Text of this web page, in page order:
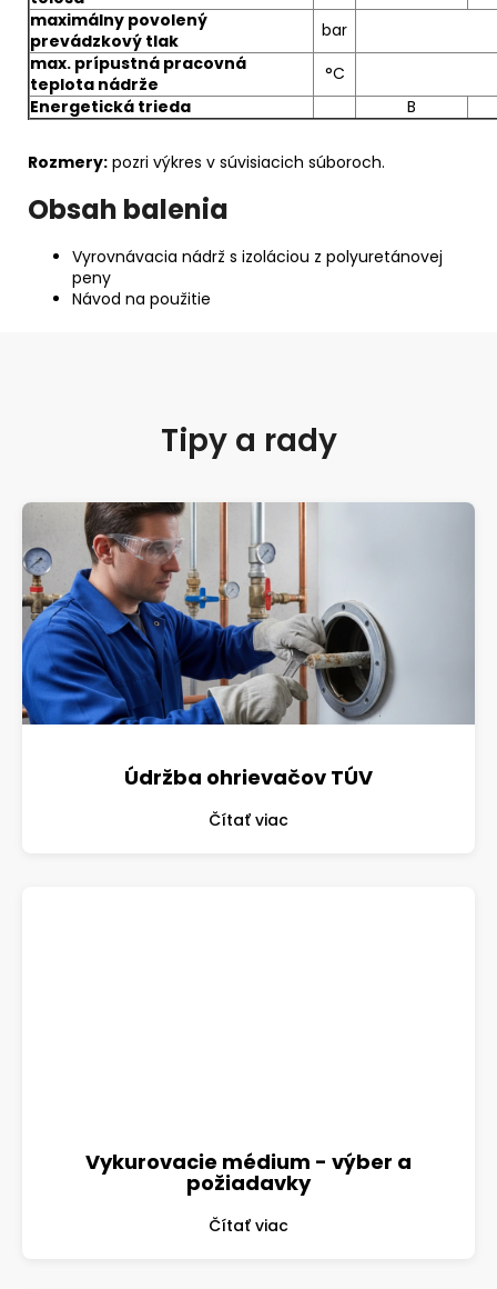
maximálny povolený
prevádzkový tlak
bar
max. prípustná pracovná
teplota nádrže
°C
Energetická trieda
B
Rozmery: pozri výkres v súvisiacich súboroch.
Obsah balenia
Vyrovnávacia nádrž s izoláciou z polyuretánovej
peny
Návod na použitie
Tipy a rady
Údržba ohrievačov TÚV
Čítať viac
Vykurovacie médium - výber a
požiadavky
Čítať viac